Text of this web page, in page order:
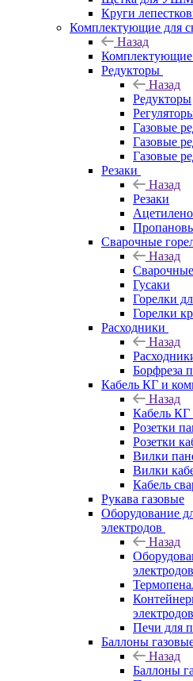
Круги
Комплектующие для
Назад
Комплектующие
Редукторы
Назад
Редукторы
Газовые
Газовые
Газовые
Резаки
Назад
Резаки
Сварочные
Назад
Гусаки
Горелки
Горелки
Расходники
Назад
Борфреза
Кабель КГ и
Назад
Кабель
Розетки
Розетки
Вилки
Вилки
Кабель
Рукава газовые
Оборудование
электродов
Назад
электродов
электродов
Печи для
Баллоны
Назад
Баллоны